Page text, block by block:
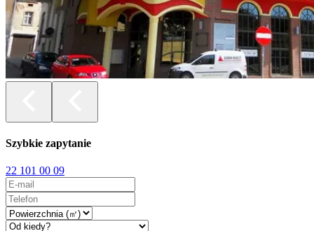
Szybkie zapytanie
22 101 00 09